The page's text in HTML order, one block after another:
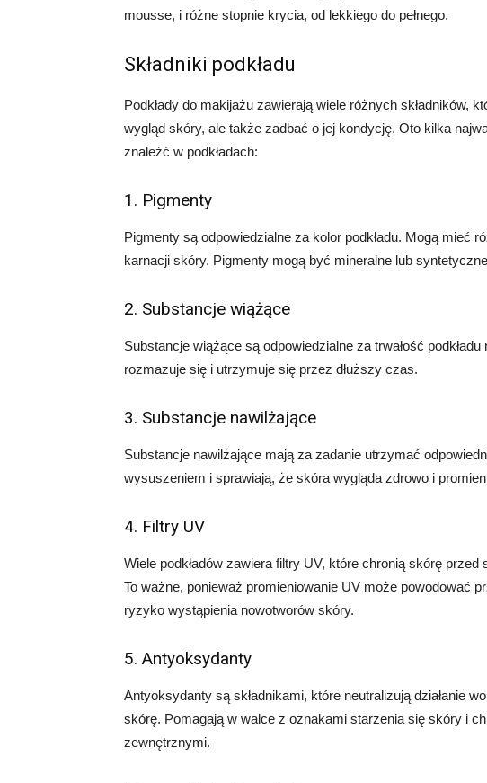
mousse, i różne stopnie krycia, od lekkiego do pełnego.
Składniki podkładu
Podkłady do makijażu zawierają wiele różnych składników,
wygląd skóry, ale także zadbać o jej kondycję. Oto kilka
znaleźć w podkładach:
1. Pigmenty
Pigmenty są odpowiedzialne za kolor podkładu. Mogą mieć
karnacji skóry. Pigmenty mogą być mineralne lub
2. Substancje wiążące
Substancje wiążące są odpowiedzialne za trwałość
rozmazuje się i utrzymuje się przez dłuższy czas.
3. Substancje nawilżające
Substancje nawilżające mają za zadanie utrzymać
wysuszeniem i sprawiają, że skóra wygląda zdrowo i
4. Filtry UV
Wiele podkładów zawiera filtry UV, które chronią skórę
To ważne, ponieważ promieniowanie UV może powodować
ryzyko wystąpienia nowotworów skóry.
5. Antyoksydanty
Antyoksydanty są składnikami, które neutralizują działanie
skórę. Pomagają w walce z oznakami starzenia się skóry i
zewnętrznymi.